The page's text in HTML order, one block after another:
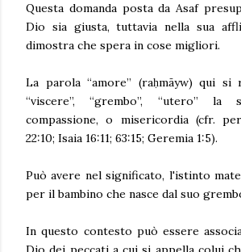
Questa domanda posta da Asaf
Dio sia giusta, tuttavia nella sua
dimostra che spera in cose migliori.
La parola “amore” (raḥmāyw) qui si
“viscere”, “grembo”, “utero” la
compassione, o misericordia (cfr.
22:10; Isaia 16:11; 63:15; Geremia 1:5).
Può avere nel significato, l'istinto
per il bambino che nasce dal suo
In questo contesto può essere